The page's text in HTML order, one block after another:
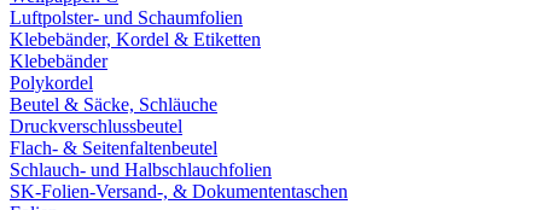
Luftpolster- und Schaumfolien
Klebebänder, Kordel & Etiketten
Klebebänder
Polykordel
Beutel & Säcke, Schläuche
Druckverschlussbeutel
Flach- & Seitenfaltenbeutel
Schlauch- und Halbschlauchfolien
SK-Folien-Versand-, & Dokumententaschen